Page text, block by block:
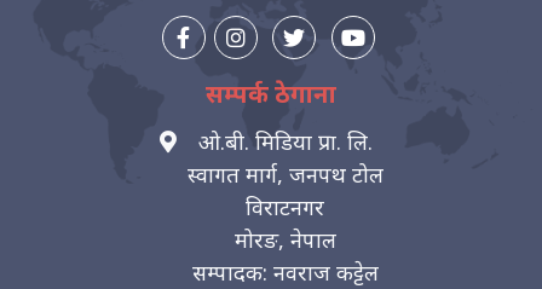
सम्पर्क ठेगाना
ओ.बी. मिडिया प्रा. लि.
स्वागत मार्ग, जनपथ टोल
विराटनगर
मोरङ, नेपाल
सम्पादक: नवराज कट्टेल